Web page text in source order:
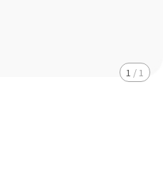
1 / 1